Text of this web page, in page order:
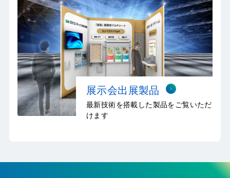
展示会出展製品
最新技術を搭載した製品をご覧いただ
けます